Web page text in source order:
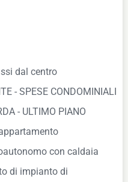
dal centro
- SPESE CONDOMINIALI
- ULTIMO PIANO
con caldaia
di impianto di